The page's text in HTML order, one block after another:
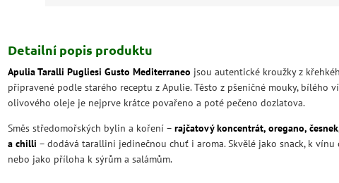
Detailní popis produktu
Apulia Taralli Pugliesi Gusto Mediterraneo jsou autentické kroužky z
připravené podle starého receptu z Apulie. Těsto z pšeničné mouky, bílého
olivového oleje je nejprve krátce povařeno a poté pečeno dozlatova.
Směs středomořských bylin a koření – rajčatový koncentrát, oregano,
a chilli – dodává tarallini jedinečnou chuť i aroma. Skvělé jako snack, k vínu
nebo jako příloha k sýrům a salámům.